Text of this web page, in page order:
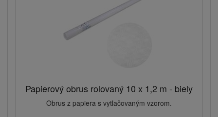
Papierový obrus rolovaný 10 x 1,2 m - biely
Obrus z papiera s vytlačovaným vzorom.